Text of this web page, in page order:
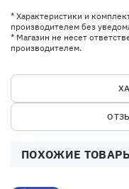
* Характеристики и
производителем без
* Магазин не несет
производителем.
ПОХОЖИЕ